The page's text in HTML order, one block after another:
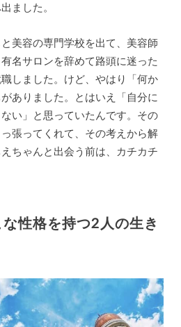
ました。
美容の専門学校を出て、美容師
名サロンを辞めて路頭に迷った
しました。けど、やはり「何か
ありました。とはいえ「自分に
い」と思っていたんです。その
張ってくれて、その考えから解
ちゃんと出会う前は、カチカチ
性格を持つ2人の生き